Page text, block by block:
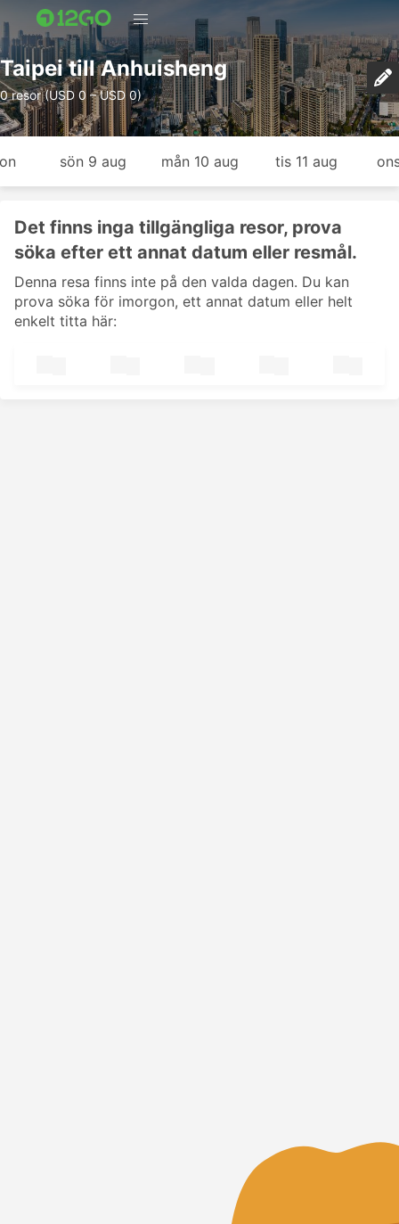
Taipei till Anhuisheng
0 resor (USD 0 – USD 0)
sön 9 aug mån 10 aug tis 11 aug
Det finns inga tillgängliga resor, prova
söka efter ett annat datum eller resmål.
Denna resa finns inte på den valda dagen. Du kan
prova söka för imorgon, ett annat datum eller helt
enkelt titta här: